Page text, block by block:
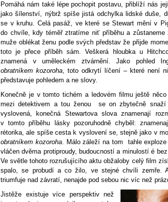
Pomáhá nám také lépe pochopit postavu, přiblíží nás
jako šílenství, nýbrž spíše jistá odchylka lidské duše,
se v kruhu. Celá pasáž, ve které se Stewart mění v
do chvíle, kdy téměř ztratíme niť příběhu a zůstaneme
muže oblékat ženu podle svých představ že přijde
toto je přece příběh sám. Veškerá hloubka u
znamená v uměleckém ztvárnění. Jako pohled
obratníkem kozoroha, toto odkrytí líčení – které není
představuje pohledem a ne slovy.
Konečně je v tomto tichém a ledovém filmu ještě
mezi detektivem a tou ženou se on zbytečně
vyslovená, konečná Stewartova slova znamenají
v tomto příběhu lásky pozoruhodně chyběl:
rétorika, ale spíše cesta k vyslovení se, stejně jako v
obratníkem kozoroha. Málo záleží na tom tahle
vláčen dvěma protiproudy, budoucností a minulostí é
Ve světle tohoto rozrušujícího aktu obžaloby celý film
spalo, se probudí a co žilo, ve stejné chvíli zemře.
triumfuje nad závratí, nenajde pod sebou nic víc než
Jistěže existuje více perspektiv než